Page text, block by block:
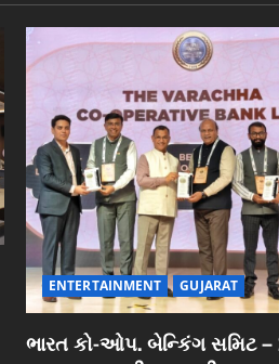
ENTERTAINMENT GUJARAT
ભારત કો-ઓપ. બેન્કિંગ સમિટ –